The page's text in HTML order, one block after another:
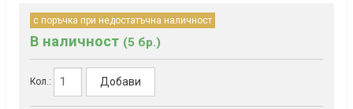
с поръчка при недостатъчна наличност
В наличност (5 бр.)
Кол.: Добави